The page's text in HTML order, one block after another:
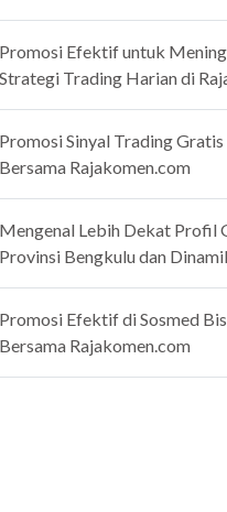
Efektif untuk
Trading Harian di
Sinyal Trading
Rajakomen.com
Lebih Dekat Profil
Bengkulu dan
Efektif di Sosmed
Rajakomen.com